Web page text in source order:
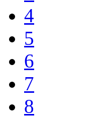
4
5
6
7
8